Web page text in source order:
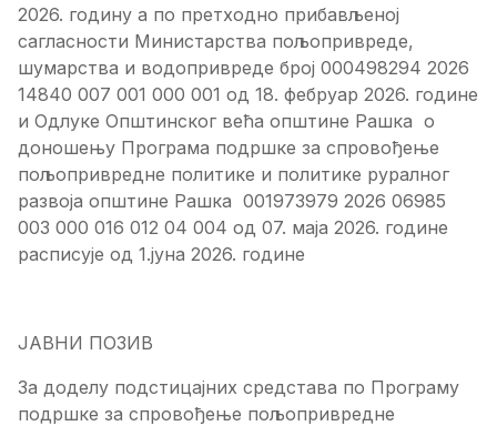
2026. годину а по претходно прибављеној
сагласности Министарства пољопривреде,
шумарства и водопривреде број 000498294 2026
14840 007 001 000 001 од 18. фебруар 2026. године
и Одлуке Општинског већа општине Рашка o
доношењу Програма подршке за спровођење
пољопривредне политике и политике руралног
развоја општине Рашка 001973979 2026 06985
003 000 016 012 04 004 од 07. маја 2026. године
расписује од 1.јуна 2026. године
ЈАВНИ ПОЗИВ
За доделу подстицајних средстава по Програму
подршке за спровођење пољопривредне